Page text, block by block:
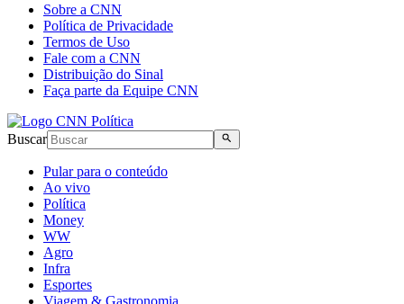
Sobre a CNN
Política de Privacidade
Termos de Uso
Fale com a CNN
Distribuição do Sinal
Faça parte da Equipe CNN
Buscar
Pular para o conteúdo
Ao vivo
Política
Money
WW
Agro
Infra
Esportes
Viagem & Gastronomia